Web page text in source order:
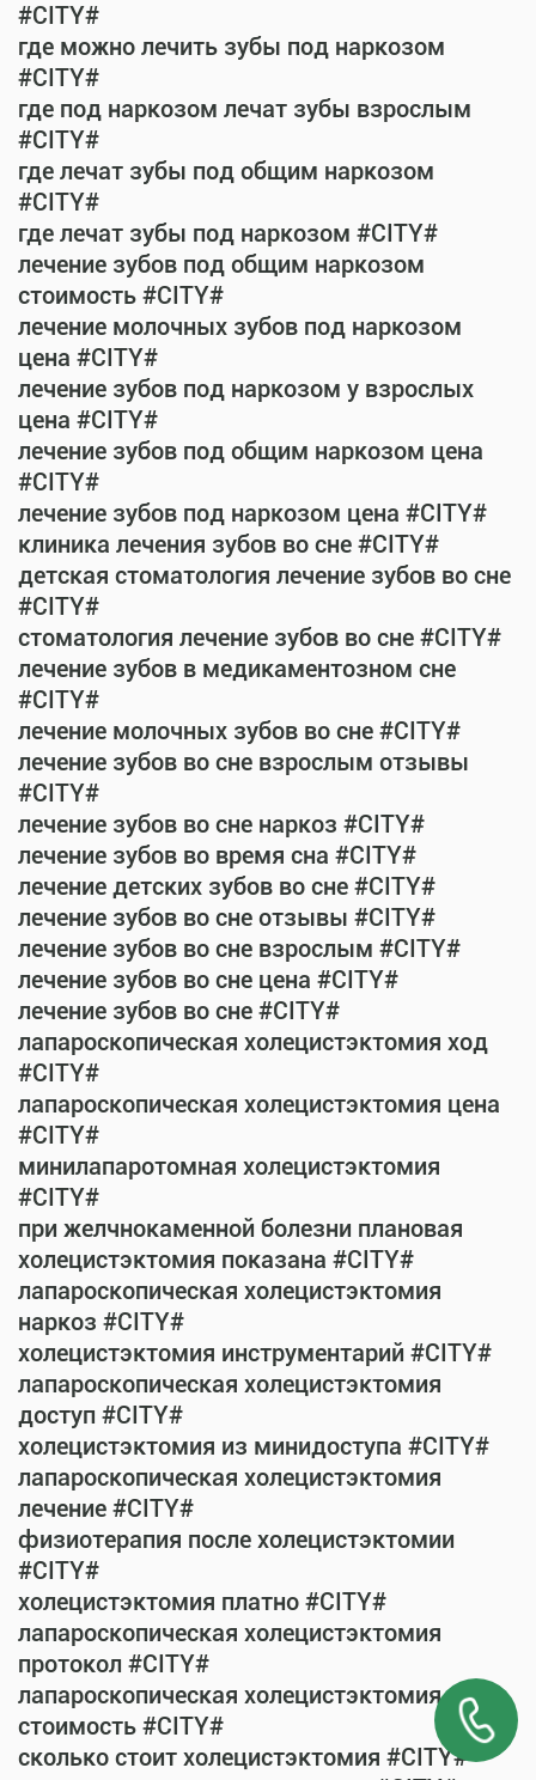
#CITY#
где можно лечить зубы под наркозом
#CITY#
где под наркозом лечат зубы взрослым
#CITY#
где лечат зубы под общим наркозом
#CITY#
где лечат зубы под наркозом #CITY#
лечение зубов под общим наркозом
стоимость #CITY#
лечение молочных зубов под наркозом
цена #CITY#
лечение зубов под наркозом у взрослых
цена #CITY#
лечение зубов под общим наркозом цена
#CITY#
лечение зубов под наркозом цена #CITY#
клиника лечения зубов во сне #CITY#
детская стоматология лечение зубов во сне
#CITY#
стоматология лечение зубов во сне #CITY#
лечение зубов в медикаментозном сне
#CITY#
лечение молочных зубов во сне #CITY#
лечение зубов во сне взрослым отзывы
#CITY#
лечение зубов во сне наркоз #CITY#
лечение зубов во время сна #CITY#
лечение детских зубов во сне #CITY#
лечение зубов во сне отзывы #CITY#
лечение зубов во сне взрослым #CITY#
лечение зубов во сне цена #CITY#
лечение зубов во сне #CITY#
лапароскопическая холецистэктомия ход
#CITY#
лапароскопическая холецистэктомия цена
#CITY#
минилапаротомная холецистэктомия
#CITY#
при желчнокаменной болезни плановая
холецистэктомия показана #CITY#
лапароскопическая холецистэктомия
наркоз #CITY#
холецистэктомия инструментарий #CITY#
лапароскопическая холецистэктомия
доступ #CITY#
холецистэктомия из минидоступа #CITY#
лапароскопическая холецистэктомия
лечение #CITY#
физиотерапия после холецистэктомии
#CITY#
холецистэктомия платно #CITY#
лапароскопическая холецистэктомия
протокол #CITY#
лапароскопическая холецистэктомия
стоимость #CITY#
сколько стоит холецистэктомия #CITY#